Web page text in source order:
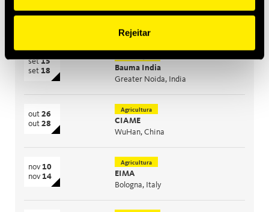
Rejeitar
set15
set 18
Bauma India
Greater Noida, India
out 26
out 28
Agricultura
CIAME
WuHan, China
nov 10
nov 14
Agricultura
EIMA
Bologna, Italy